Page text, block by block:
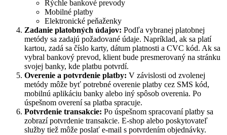
Rýchle bankové prevody
Mobilné platby
Elektronické peňaženky
Zadanie platobných údajov: Podľa vybranej platobnej
metódy sa zadajú požadované údaje. Napríklad, ak sa platí
kartou, zadá sa číslo karty, dátum platnosti a CVC kód. Ak sa
vybral bankový prevod, klient bude presmerovaný na stránku
svojej banky, kde platbu potvrdí.
Overenie a potvrdenie platby: V závislosti od zvolenej
metódy môže byť potrebné overenie platby cez SMS kód,
mobilnú aplikáciu banky alebo iný spôsob overenia. Po
úspešnom overení sa platba spracuje.
Potvrdenie transakcie: Po úspešnom spracovaní platby sa
zobrazí potvrdenie transakcie. E-shop alebo poskytovateľ
služby tiež môže poslať e-mail s potvrdením objednávky.